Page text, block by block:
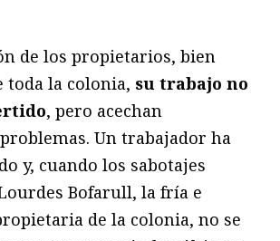
de los propietarios, bien
toda la colonia, su trabajo no
, pero acechan
Un trabajador ha
y, cuando los sabotajes
Bofarull, la fría e
de la colonia, no se